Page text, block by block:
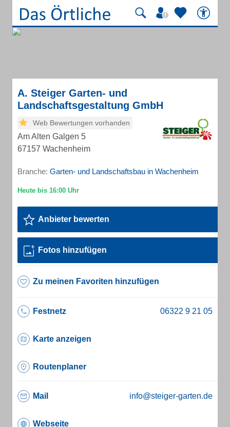
A. Steiger Garten- und
Landschaftsgestaltung GmbH
Web Bewertungen vorhanden
Am Alten Galgen 5
67157 Wachenheim
Branche: Garten- und Landschaftsbau in Wachenheim
Anbieter bewerten
Fotos hinzufügen
Zu meinen Favoriten hinzufügen
Festnetz
Karte anzeigen
Routenplaner
Mail info@steiger-garten.de
Webseite